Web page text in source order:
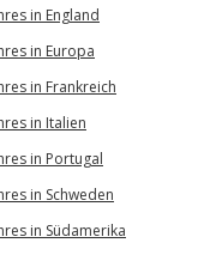
in England
in Europa
in Frankreich
in Italien
in Portugal
in Schweden
in Südamerika